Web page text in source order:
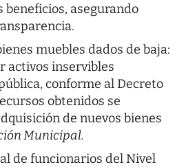
beneficios, asegurando
muebles dados de baja:
activos inservibles
conforme al Decreto
obtenidos se
de nuevos bienes
Municipal.
de funcionarios del Nivel